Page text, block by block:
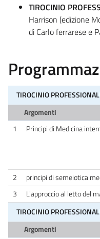
TIROCINIO
Harrison (edizione
di Carlo ferrarese e
TIROCINIO
Argomenti
1
Principi di Medicina
2
principi di semeiotica
3
L'approccio al letto del
TIROCINIO
Argomenti